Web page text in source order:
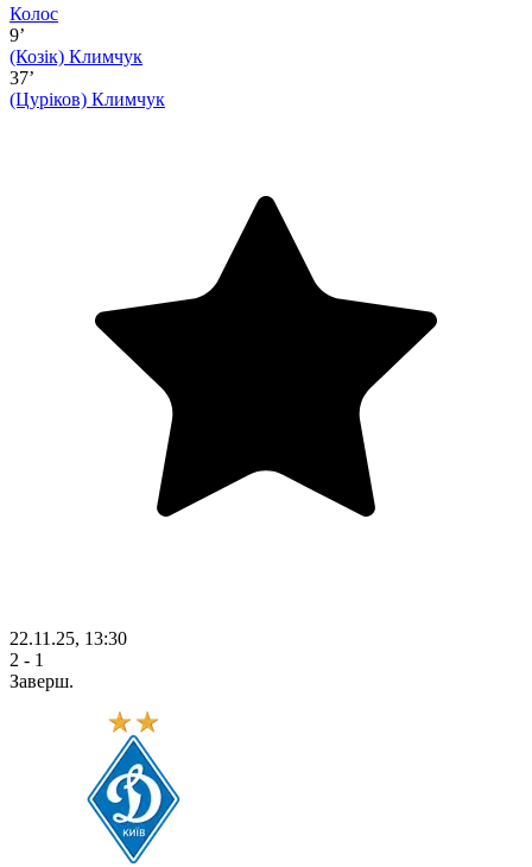
Колос
9’
(Козік) Климчук
37’
(Цуріков) Климчук
22.11.25, 13:30
2 - 1
Заверш.